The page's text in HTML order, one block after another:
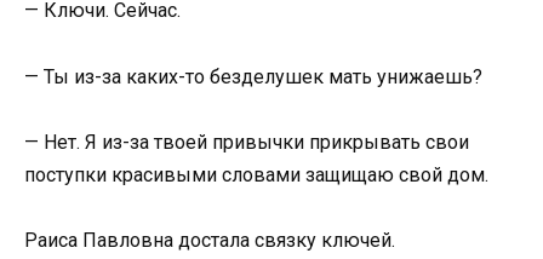
— Ключи. Сейчас.
— Ты из-за каких-то безделушек мать унижаешь?
— Нет. Я из-за твоей привычки прикрывать свои
поступки красивыми словами защищаю свой дом.
Раиса Павловна достала связку ключей.